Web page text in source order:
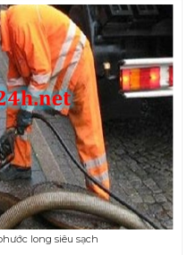
long siêu sạch